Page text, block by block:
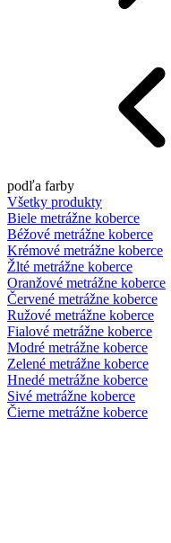
podľa farby
Všetky produkty
Biele metrážne koberce
Béžové metrážne koberce
Krémové metrážne koberce
Žlté metrážne koberce
Oranžové metrážne koberce
Červené metrážne koberce
Ružové metrážne koberce
Fialové metrážne koberce
Modré metrážne koberce
Zelené metrážne koberce
Hnedé metrážne koberce
Sivé metrážne koberce
Čierne metrážne koberce